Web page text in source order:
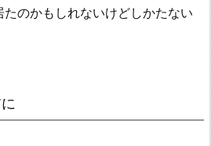
のかもしれないけどしかたない